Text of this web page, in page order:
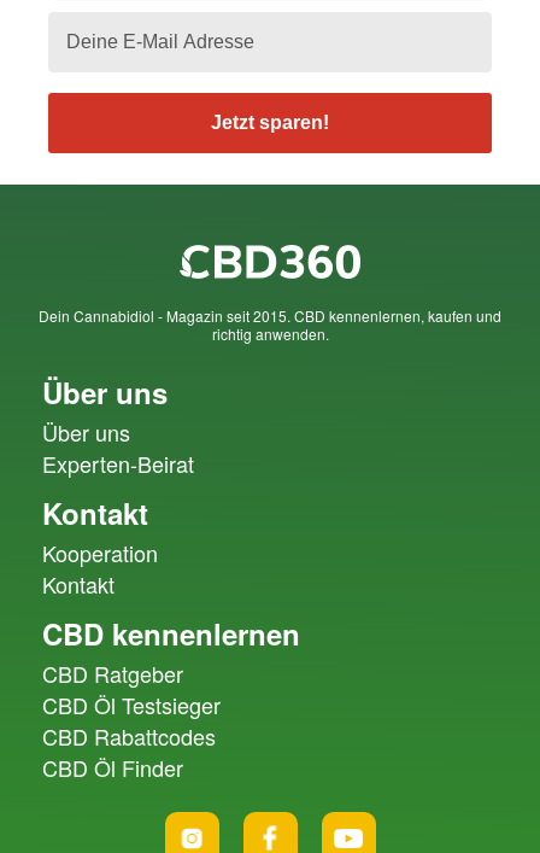
Jetzt sparen!
Dein Cannabidiol - Magazin seit 2015. CBD kennenlernen, kaufen und
richtig anwenden.
Über uns
Über uns
Experten-Beirat
Kontakt
Kooperation
Kontakt
CBD kennenlernen
CBD Ratgeber
CBD Öl Testsieger
CBD Rabattcodes
CBD Öl Finder